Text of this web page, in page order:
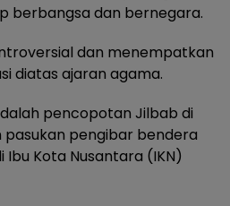
berbangsa dan bernegara.
dan menempatkan
diatas ajaran agama.
pencopotan Jilbab di
pasukan pengibar bendera
Kota Nusantara (IKN)